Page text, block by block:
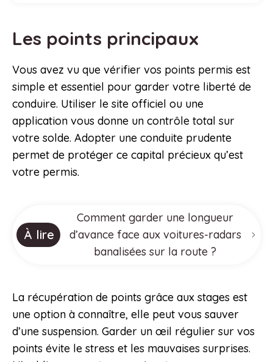
Les points principaux
Vous avez vu que vérifier vos points permis est
simple et essentiel pour garder votre liberté de
conduire. Utiliser le site officiel ou une
application vous donne un contrôle total sur
votre solde. Adopter une conduite prudente
permet de protéger ce capital précieux qu’est
votre permis.
À lire
Comment garder une longueur
d’avance face aux voitures-radars
banalisées sur la route ?
La récupération de points grâce aux stages est
une option à connaître, elle peut vous sauver
d’une suspension. Garder un œil régulier sur vos
points évite le stress et les mauvaises surprises.